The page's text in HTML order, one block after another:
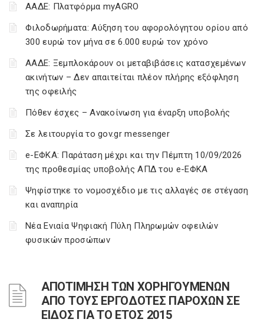
ΑΑΔΕ: Πλατφόρμα myAGRO
Φιλοδωρήματα: Αύξηση του αφορολόγητου ορίου από
300 ευρώ τον μήνα σε 6.000 ευρώ τον χρόνο
ΑΑΔΕ: Ξεμπλοκάρουν οι μεταβιβάσεις κατασχεμένων
ακινήτων – Δεν απαιτείται πλέον πλήρης εξόφληση
της οφειλής
Πόθεν έσχες – Ανακοίνωση για έναρξη υποβολής
Σε λειτουργία το gov.gr messenger
e-ΕΦΚΑ: Παράταση μέχρι και την Πέμπτη 10/09/2026
της προθεσμίας υποβολής ΑΠΔ του e-ΕΦΚΑ
Ψηφίστηκε το νομοσχέδιο με τις αλλαγές σε στέγαση
και αναπηρία
Νέα Ενιαία Ψηφιακή Πύλη Πληρωμών οφειλών
φυσικών προσώπων
ΑΠΟΤΙΜΗΣΗ ΤΩΝ ΧΟΡΗΓΟΥΜΕΝΩΝ
ΑΠΟ ΤΟΥΣ ΕΡΓΟΔΟΤΕΣ ΠΑΡΟΧΩΝ ΣΕ
ΕΙΔΟΣ ΓΙΑ ΤΟ ΕΤΟΣ 2015